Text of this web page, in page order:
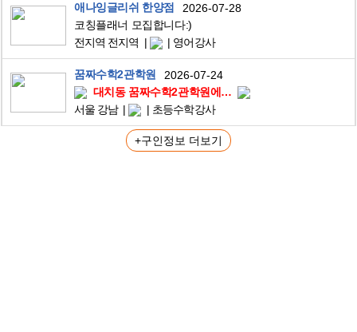
애나잉글리쉬 한양점
2026-07-28
코칭플래너 모집합니다:)
전지역 전지역
영어강사
꿈짜수학2관학원
2026-07-24
대치동 꿈짜수학2관학원에서 선생님을 모십니다.
서울 강남
초등수학강사
+구인정보 더보기